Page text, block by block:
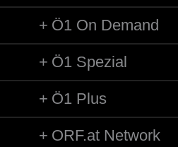
Ö1 On Demand
Ö1 Spezial
Ö1 Plus
ORF.at Network